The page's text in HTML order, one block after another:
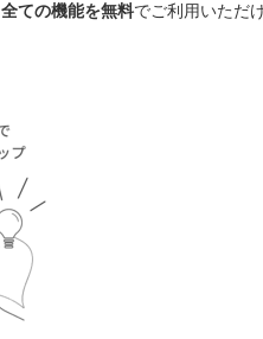
全ての機能を無料でご利用いただ